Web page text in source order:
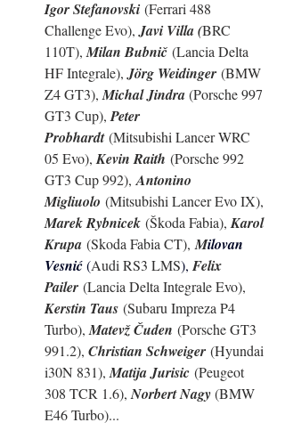
Igor Stefanovski (Ferrari 488
Challenge Evo), Javi Villa (BRC
110T), Milan Bubnič (Lancia Delta
HF Integrale), Jörg Weidinger (BMW
Z4 GT3), Michal Jindra (Porsche 997
GT3 Cup), Peter
Probhardt (Mitsubishi Lancer WRC
05 Evo), Kevin Raith (Porsche 992
GT3 Cup 992), Antonino
Migliuolo (Mitsubishi Lancer Evo IX),
Marek Rybnicek (Škoda Fabia), Karol
Krupa (Skoda Fabia CT), Milovan
Vesnić (Audi RS3 LMS), Felix
Pailer (Lancia Delta Integrale Evo),
Kerstin Taus (Subaru Impreza P4
Turbo), Matevž Čuden (Porsche GT3
991.2), Christian Schweiger (Hyundai
i30N 831), Matija Jurisic (Peugeot
308 TCR 1.6), Norbert Nagy (BMW
E46 Turbo)...